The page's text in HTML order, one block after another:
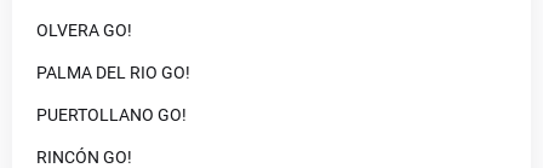
OLVERA GO!
PALMA DEL RIO GO!
PUERTOLLANO GO!
RINCÓN GO!